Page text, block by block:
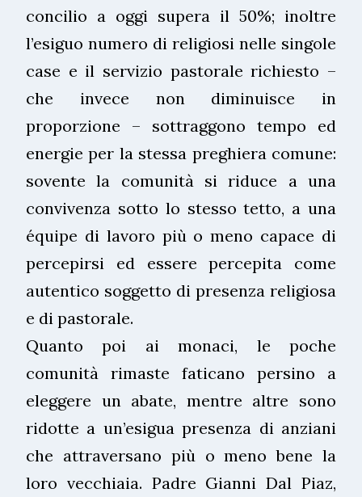
concilio a oggi supera il 50%; inoltre
l’esiguo numero di religiosi nelle singole
case e il servizio pastorale richiesto –
che invece non diminuisce in
proporzione – sottraggono tempo ed
energie per la stessa preghiera comune:
sovente la comunità si riduce a una
convivenza sotto lo stesso tetto, a una
équipe di lavoro più o meno capace di
percepirsi ed essere percepita come
autentico soggetto di presenza religiosa
e di pastorale.
Quanto poi ai monaci, le poche
comunità rimaste faticano persino a
eleggere un abate, mentre altre sono
ridotte a un’esigua presenza di anziani
che attraversano più o meno bene la
loro vecchiaia. Padre Gianni Dal Piaz,